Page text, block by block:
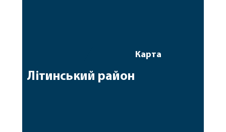
Карта
Літинський район